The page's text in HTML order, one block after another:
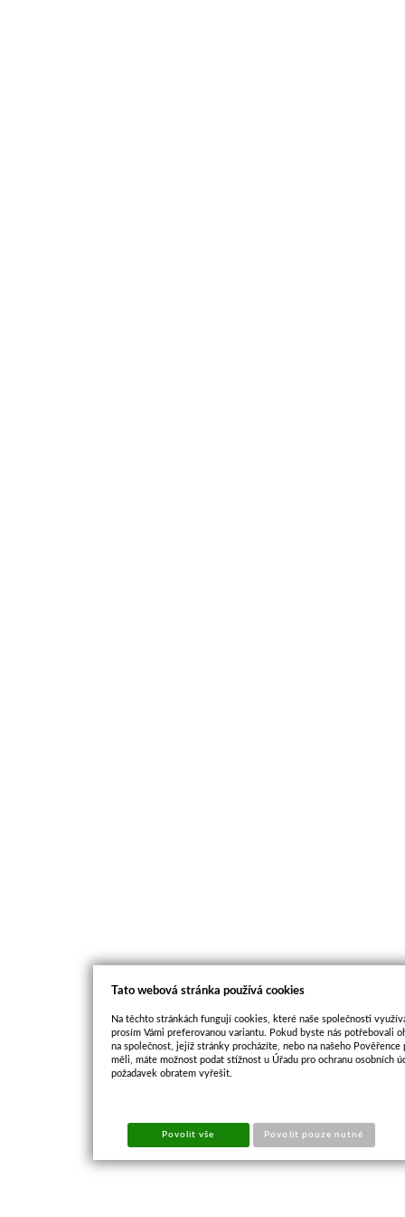
Tato webová stránka používá cookies
Na těchto stránkách fungují cookies, které naše společnosti
prosím Vámi preferovanou variantu. Pokud byste nás potřebovali
na společnost, jejíž stránky procházíte, nebo na našeho
měli, máte možnost podat stížnost u Úřadu pro ochranu osobních
požadavek obratem vyřešit.
Povolit vše Povolit pouze nutné